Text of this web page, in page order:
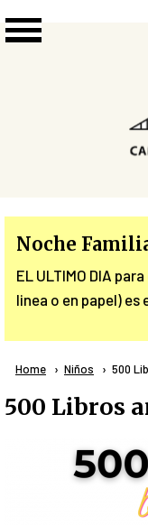
Noche
EL ULTIMO DIA
linea o en papel) es
Breadcrumb
Home Niños 500
500 Libros